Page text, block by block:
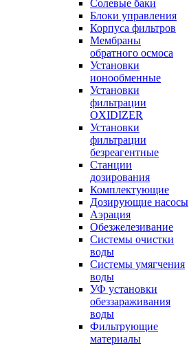
Солевые баки
Блоки управления
Корпуса фильтров
Мембраны
обратного осмоса
Установки
ионообменные
Установки
фильтрации
OXIDIZER
Установки
фильтрации
безреагентные
Станции
дозирования
Комплектующие
Дозирующие насосы
Аэрация
Обезжелезивание
Системы очистки
воды
Системы умягчения
воды
УФ установки
обеззараживания
воды
Фильтрующие
материалы